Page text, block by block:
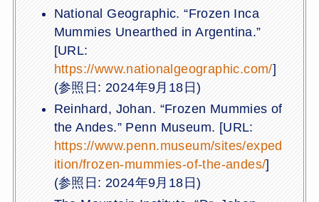
National Geographic. “Frozen Inca
Mummies Unearthed in Argentina.”
[URL:
https://www.nationalgeographic.com/]
(参照日: 2024年9月18日)
Reinhard, Johan. “Frozen Mummies of
the Andes.” Penn Museum. [URL:
https://www.penn.museum/sites/exped
ition/frozen-mummies-of-the-andes/]
(参照日: 2024年9月18日)